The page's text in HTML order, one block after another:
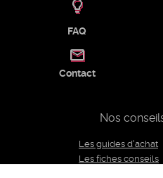
FAQ
Contact
Nos
Les guides d'achat
Les fiches conseils